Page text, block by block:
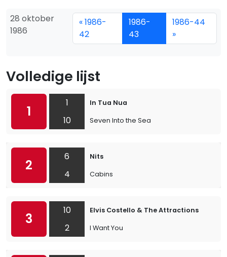
28 oktober
1986
« 1986-
42
1986-
43
1986-44
»
Volledige lijst
1
1
10
In Tua Nua
Seven Into the Sea
2
6
4
Nits
Cabins
3
10
2
Elvis Costello & The Attractions
I Want You